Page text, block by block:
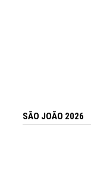
SÃO JOÃO 2026